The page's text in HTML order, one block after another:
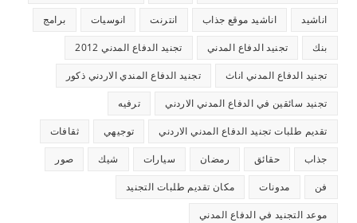
اناشيد اناشيد موقع جذاب انترنت انوسيات برامج
بنك تجنيد الدفاع المدني تجنيد الدفاع المدني 2012
تجنيد الدفاع المدني اناث تجنيد الدفاع المندي الاردني ذكور
تجنيد سائقين في الدفاع المدني الاردني ترفيه
تقديم طلبات تجنيد الدفاع المدني الاردني توجيهي ثقافات
جذاب حقائق رمضان سيارات شيك صور
فن مدونات مكان تقديم طلبات التجنيد
موعد التجنيد في الدفاع المدني